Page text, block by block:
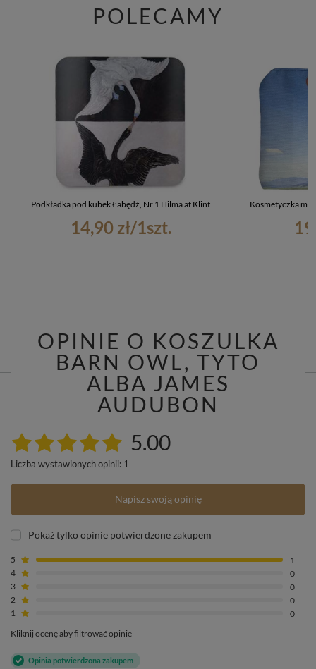
POLECAMY
Podkładka pod kubek Łabędź, Nr 1 Hilma af Klint
14,90 zł/1szt.
Kosmetyczka
OPINIE O KOSZULKA
BARN OWL, TYTO
ALBA JAMES
AUDUBON
5.00
Liczba wystawionych opinii: 1
Napisz swoją opinię
Pokaż tylko opinie potwierdzone zakupem
5
1
4
0
3
0
2
0
1
0
Kliknij ocenę aby filtrować opinie
Opinia potwierdzona zakupem